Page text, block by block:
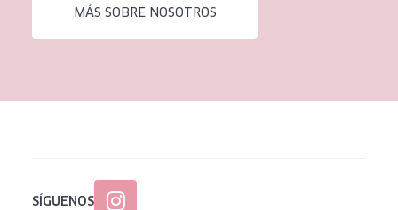
MÁS SOBRE NOSOTROS
SÍGUENOS